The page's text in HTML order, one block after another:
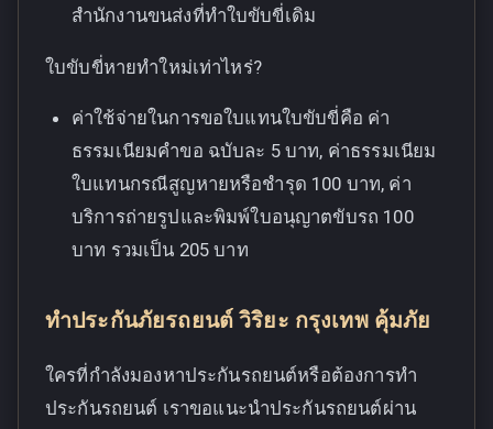
สำนักงานขนส่งที่ทำใบขับขี่เดิม
ใบขับขี่หายทำใหม่เท่าไหร่?
ค่าใช้จ่ายในการขอใบแทนใบขับขี่คือ ค่า
ธรรมเนียมคำขอ ฉบับละ 5 บาท, ค่าธรรมเนียม
ใบแทนกรณีสูญหายหรือชำรุด 100 บาท, ค่า
บริการถ่ายรูปและพิมพ์ใบอนุญาตขับรถ 100
บาท รวมเป็น 205 บาท
ทำประกันภัยรถยนต์ วิริยะ กรุงเทพ คุ้มภัย
ใครที่กำลังมองหาประกันรถยนต์หรือต้องการทำ
ประกันรถยนต์ เราขอแนะนำประกันรถยนต์ผ่าน